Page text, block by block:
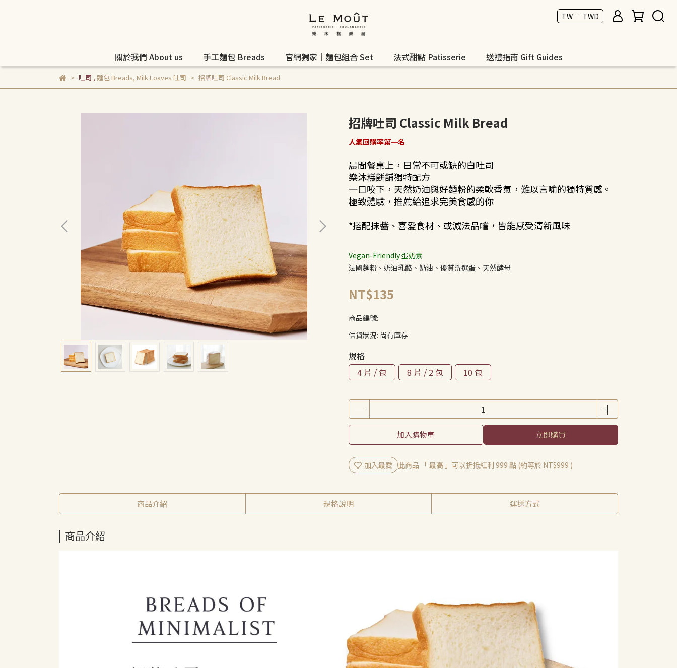
TW ｜ TWD
關於我們 About us 手工麵包 Breads 官網獨家｜麵包組合 Set 法式甜點 Patisserie 送禮指南 Gift Guides
吐司 , 麵包 Breads, Milk Loaves 吐司 招牌吐司 Classic Milk Bread
招牌吐司 Classic Milk Bread
人氣回購率第一名
晨間餐桌上，日常不可或缺的白吐司
樂沐糕餅舖獨特配方
一口咬下，天然奶油與好麵粉的柔軟香氣，難以言喻的獨特質感。
極致體驗，推薦給追求完美食感的你
*搭配抹醬、喜愛食材、或減法品嚐，皆能感受清新風味
Vegan-Friendly 蛋奶素
法國麵粉、奶油乳酪、奶油、優質洗選蛋、天然酵母
NT$135
商品編號:
供貨狀況: 尚有庫存
規格
4 片 / 包
8 片 / 2 包 10 包
加入購物車 立即購買
加入最愛 此商品 「 最高 」可以折抵紅利 999 點 (約等於 NT$999 )
商品介紹 規格說明 運送方式
商品介紹